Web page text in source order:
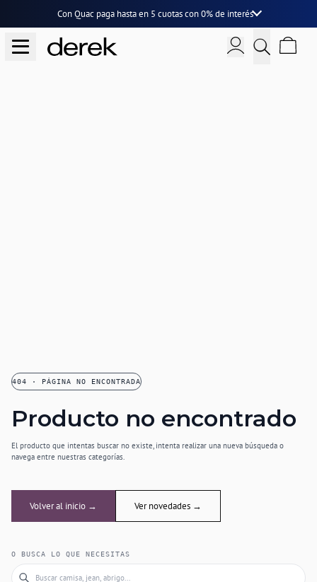
Con Quac paga hasta en 5 cuotascon0% de interés
404 · PÁGINA NO ENCONTRADA
Producto no encontrado
El producto que intentas buscar no existe, intenta realizar una nueva búsqueda o
navega entre nuestras categorías.
Volver al inicio → Ver novedades →
O BUSCA LO QUE NECESITAS